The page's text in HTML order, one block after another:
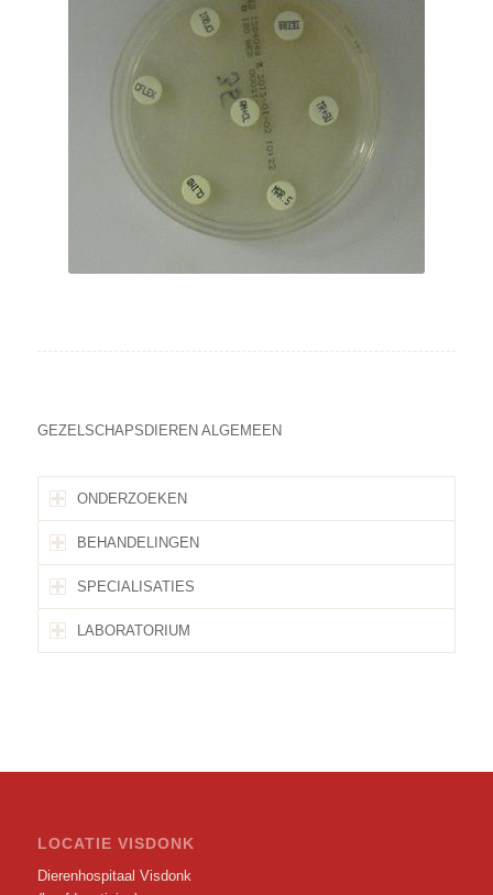
GEZELSCHAPSDIEREN ALGEMEEN
ONDERZOEKEN
BEHANDELINGEN
SPECIALISATIES
LABORATORIUM
LOCATIE VISDONK
Dierenhospitaal Visdonk